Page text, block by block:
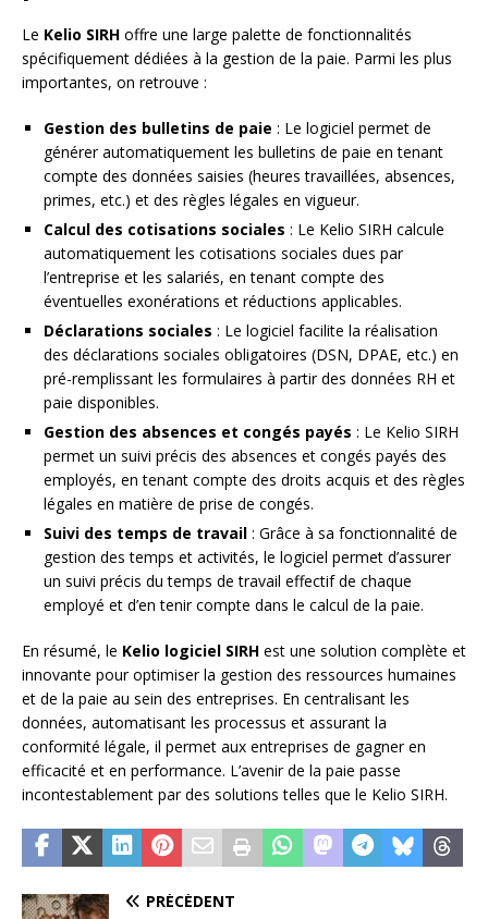
Le Kelio SIRH offre une large palette de fonctionnalités
spécifiquement dédiées à la gestion de la paie. Parmi les plus
importantes, on retrouve :
Gestion des bulletins de paie : Le logiciel permet de
générer automatiquement les bulletins de paie en tenant
compte des données saisies (heures travaillées, absences,
primes, etc.) et des règles légales en vigueur.
Calcul des cotisations sociales : Le Kelio SIRH calcule
automatiquement les cotisations sociales dues par
l’entreprise et les salariés, en tenant compte des
éventuelles exonérations et réductions applicables.
Déclarations sociales : Le logiciel facilite la réalisation
des déclarations sociales obligatoires (DSN, DPAE, etc.) en
pré-remplissant les formulaires à partir des données RH et
paie disponibles.
Gestion des absences et congés payés : Le Kelio SIRH
permet un suivi précis des absences et congés payés des
employés, en tenant compte des droits acquis et des règles
légales en matière de prise de congés.
Suivi des temps de travail : Grâce à sa fonctionnalité de
gestion des temps et activités, le logiciel permet d’assurer
un suivi précis du temps de travail effectif de chaque
employé et d’en tenir compte dans le calcul de la paie.
En résumé, le Kelio logiciel SIRH est une solution complète et
innovante pour optimiser la gestion des ressources humaines
et de la paie au sein des entreprises. En centralisant les
données, automatisant les processus et assurant la
conformité légale, il permet aux entreprises de gagner en
efficacité et en performance. L’avenir de la paie passe
incontestablement par des solutions telles que le Kelio SIRH.
PRÉCÉDENT